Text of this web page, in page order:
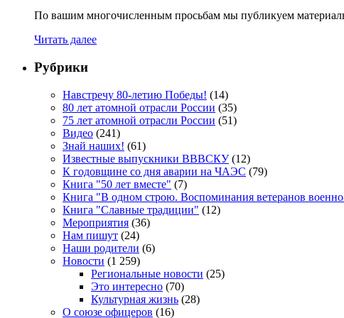
По вашим многочисленным просьбам мы публикуем
Читать далее
Рубрики
Навстречу 80-летию Победы! (14)
80 лет атомной отрасли России (35)
75 лет атомной отрасли России (51)
Видео (241)
Знай наших! (61)
Известные выпускники ВВВСКУ(12)
К годовщине со дня аварии на ЧАЭС (79)
Книга "50 лет вместе" (7)
Книга "В одном строю. Воспоминания ветеранов
Книга "Славные традиции" (12)
Мероприятия (36)
Нам пишут (24)
Наши родители (6)
Новости (1 259)
Региональные новости (25)
Это интересно (70)
Культурная жизнь (28)
О союзе офицеров (16)